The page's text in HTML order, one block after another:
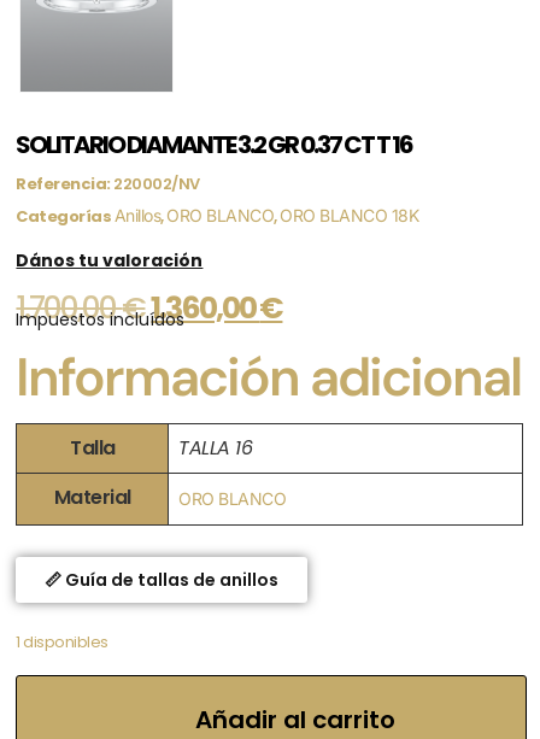
SOLITARIO DIAMANTE 3.2 GR 0.37 CT T 16
Referencia: 220002/NV
Categorías Anillos,ORO BLANCO,ORO BLANCO 18K
Dános tu valoración
1.700,00€1.360,00€
Impuestos incluídos
Información adicional
Talla
TALLA 16
Material
ORO BLANCO
📏 Guía de tallas de anillos
1 disponibles
Añadir al carrito